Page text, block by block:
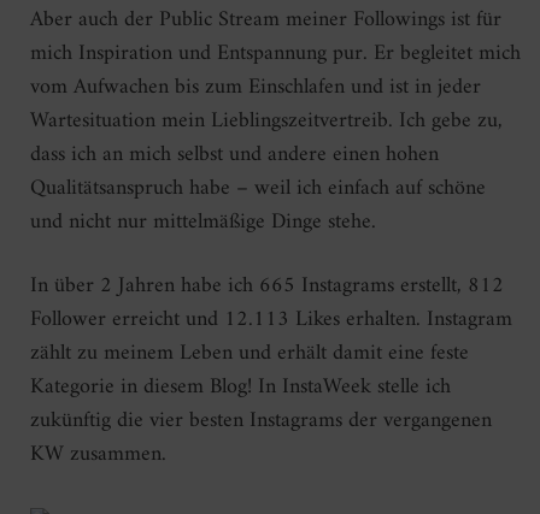
Aber auch der Public Stream meiner Followings ist für
mich Inspiration und Entspannung pur. Er begleitet mich
vom Aufwachen bis zum Einschlafen und ist in jeder
Wartesituation mein Lieblingszeitvertreib. Ich gebe zu,
dass ich an mich selbst und andere einen hohen
Qualitätsanspruch habe – weil ich einfach auf schöne
und nicht nur mittelmäßige Dinge stehe.
In über 2 Jahren habe ich 665 Instagrams erstellt, 812
Follower erreicht und 12.113 Likes erhalten. Instagram
zählt zu meinem Leben und erhält damit eine feste
Kategorie in diesem Blog! In InstaWeek stelle ich
zukünftig die vier besten Instagrams der vergangenen
KW zusammen.